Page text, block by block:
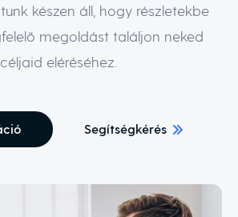
készen áll, hogy részletekbe
megoldást találjon neked
céljaid eléréséhez.
Segítségkérés